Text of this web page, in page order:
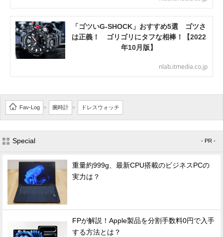
「ゴツいG-SHOCK」おすすめ5選 ゴツさ
は正義！ ゴリゴリにタフな相棒！【2022
年10月版】
nlab.itmedia.co.jp
Fav-Log > 腕時計 > ドレスウォッチ
Special - PR -
重量約999g、最新CPU搭載のビジネスPCの
実力は？
FPが解説！Apple製品を分割手数料0円で入手
する方法とは？